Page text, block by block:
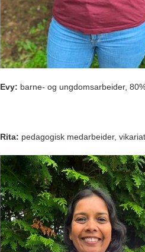
Evy: barne- og ungdomsarbeider,
Rita: pedagogisk medarbeider,